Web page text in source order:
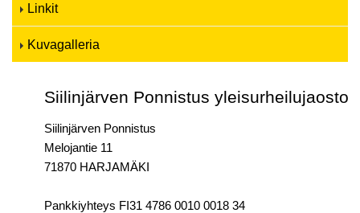
Linkit
Kuvagalleria
Siilinjärven Ponnistus yleisurheilujaosto
Siilinjärven Ponnistus
Melojantie 11
71870 HARJAMÄKI
Pankkiyhteys FI31 4786 0010 0018 34